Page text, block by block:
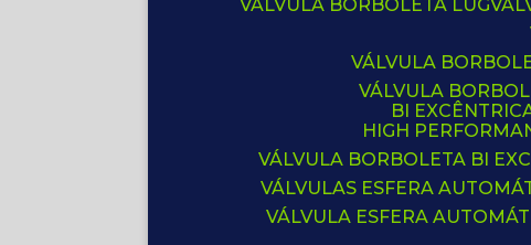
VÁLVULA BORBOLETA LUG
VÁLVULA
VÁLVULA
BI
HIGH
VÁLVULA BORBOLETA BI
VÁLVULAS ESFERA
VÁLVULA ESFERA